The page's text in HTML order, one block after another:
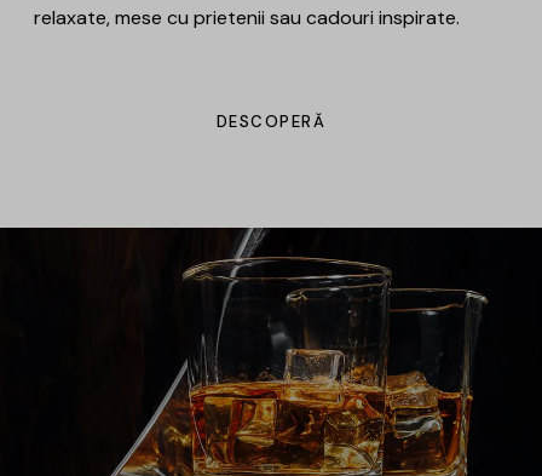
relaxate, mese cu prietenii sau cadouri inspirate.
DESCOPERĂ